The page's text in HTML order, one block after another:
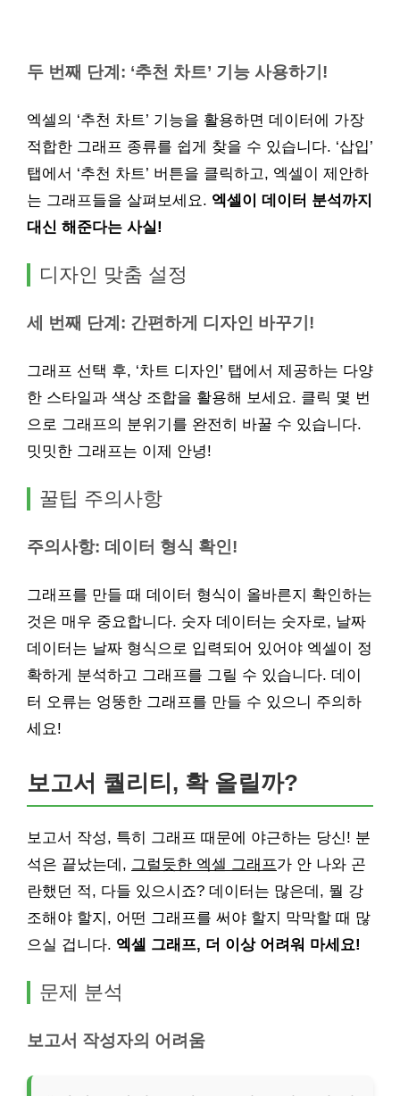
두 번째 단계: ‘추천 차트’ 기능 사용하기!
엑셀의 ‘추천 차트’ 기능을 활용하면 데이터에 가장
적합한 그래프 종류를 쉽게 찾을 수 있습니다. ‘삽입’
탭에서 ‘추천 차트’ 버튼을 클릭하고, 엑셀이 제안하
는 그래프들을 살펴보세요. 엑셀이 데이터 분석까지
대신 해준다는 사실!
디자인 맞춤 설정
세 번째 단계: 간편하게 디자인 바꾸기!
그래프 선택 후, ‘차트 디자인’ 탭에서 제공하는 다양
한 스타일과 색상 조합을 활용해 보세요. 클릭 몇 번
으로 그래프의 분위기를 완전히 바꿀 수 있습니다.
밋밋한 그래프는 이제 안녕!
꿀팁 주의사항
주의사항: 데이터 형식 확인!
그래프를 만들 때 데이터 형식이 올바른지 확인하는
것은 매우 중요합니다. 숫자 데이터는 숫자로, 날짜
데이터는 날짜 형식으로 입력되어 있어야 엑셀이 정
확하게 분석하고 그래프를 그릴 수 있습니다. 데이
터 오류는 엉뚱한 그래프를 만들 수 있으니 주의하
세요!
보고서 퀄리티, 확 올릴까?
보고서 작성, 특히 그래프 때문에 야근하는 당신! 분
석은 끝났는데, 그럴듯한 엑셀 그래프가 안 나와 곤
란했던 적, 다들 있으시죠? 데이터는 많은데, 뭘 강
조해야 할지, 어떤 그래프를 써야 할지 막막할 때 많
으실 겁니다. 엑셀 그래프, 더 이상 어려워 마세요!
문제 분석
보고서 작성자의 어려움